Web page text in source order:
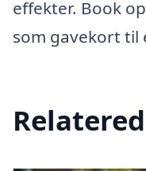
effekter. Book
som gavekort til